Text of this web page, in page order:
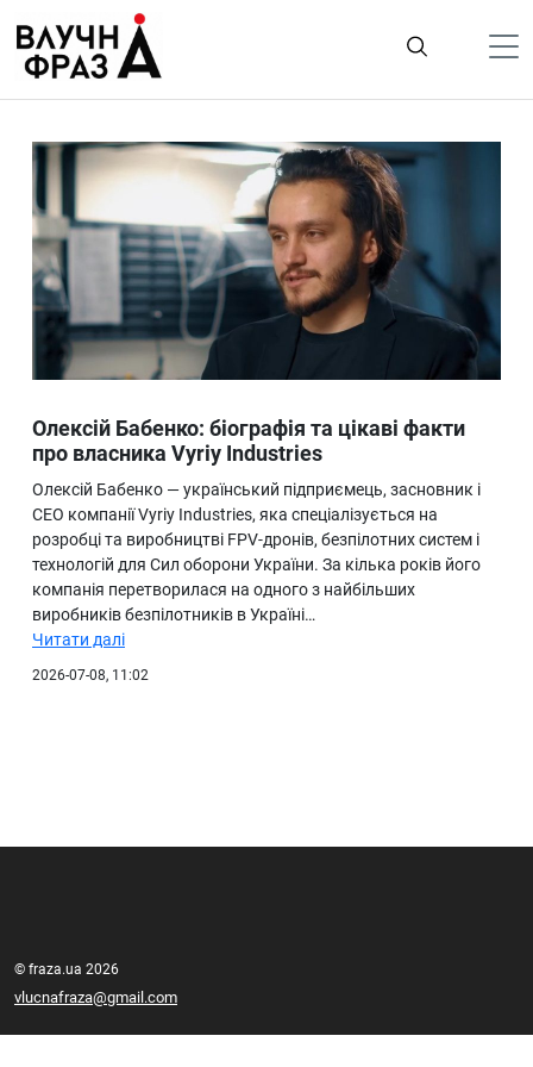
содержимому
Гроші
Життя
Лайфстайл
ТехноНаука
Людина
Ukraine
Про нас
Олексій Бабенко: біографія та цікаві факти
про власника Vyriy Industries
Олексій Бабенко — український підприємець, засновник і
CEO компанії Vyriy Industries, яка спеціалізується на
розробці та виробництві FPV-дронів, безпілотних систем і
технологій для Сил оборони України. За кілька років його
компанія перетворилася на одного з найбільших
виробників безпілотників в Україні…
Читати далі
2026-07-08, 11:02
© fraza.ua 2026
vlucnafraza@gmail.com